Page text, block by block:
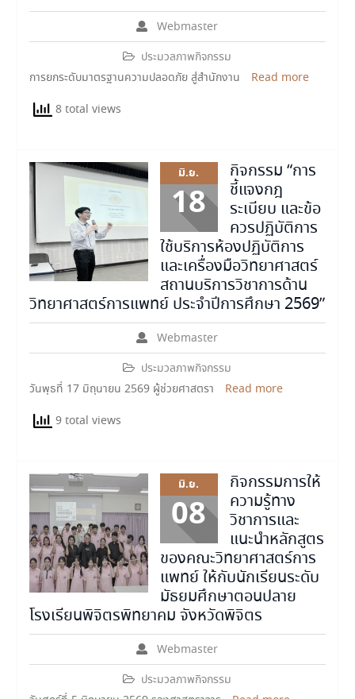
Webmaster
ประมวลภาพกิจกรรม
การยกระดับมาตรฐานความปลอดภัย สู่สำนักงาน
Read more
8 total views
มิ.ย.
18
กิจกรรม “การ
ชี้แจงกฎ
ระเบียบ และข้อ
ควรปฏิบัติการ
ใช้บริการห้องปฏิบัติการ
และเครื่องมือวิทยาศาสตร์
สถานบริการวิชาการด้าน
วิทยาศาสตร์การแพทย์ ประจำปีการศึกษา 2569”
Webmaster
ประมวลภาพกิจกรรม
วันพุธที่ 17 มิถุนายน 2569 ผู้ช่วยศาสตรา
Read more
9 total views
มิ.ย.
08
กิจกรรมการให้
ความรู้ทาง
วิชาการและ
แนะนำหลักสูตร
ของคณะวิทยาศาสตร์การ
แพทย์ ให้กับนักเรียนระดับ
มัธยมศึกษาตอนปลาย
โรงเรียนพิจิตรพิทยาคม จังหวัดพิจิตร
Webmaster
ประมวลภาพกิจกรรม